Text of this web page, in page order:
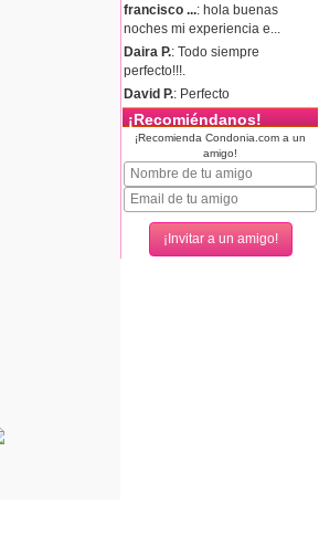
francisco ...: hola buenas
noches mi experiencia e...
Daira P.: Todo siempre
perfecto!!!.
David P.: Perfecto
¡Recomiéndanos!
¡Recomienda Condonia.com a un
amigo!